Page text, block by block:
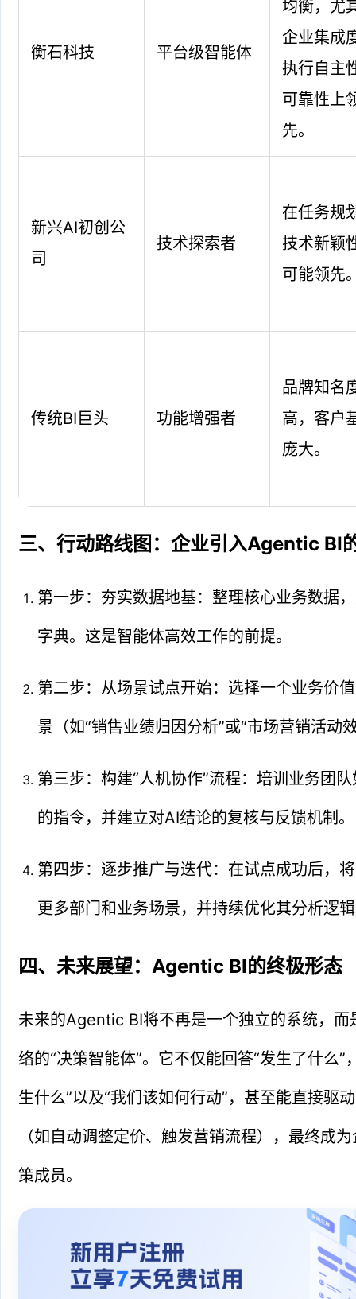
衡石科技 平台级智能体
均衡，尤
企业集成
执行自主
可靠性上
先。
新兴AI初创公
司
技术探索者
在任务规
技术新颖
可能领先
传统BI巨头 功能增强者
品牌知名
高，客户
庞大。
三、行动路线图：企业引入Agentic BI
第一步：夯实数据地基：整理核心业务数据
字典。这是智能体高效工作的前提。
第二步：从场景试点开始：选择一个业务价
景（如“销售业绩归因分析”或“市场营销活动
第三步：构建“人机协作”流程：培训业务团
的指令，并建立对AI结论的复核与反馈机制。
第四步：逐步推广与迭代：在试点成功后，
更多部门和业务场景，并持续优化其分析逻
四、未来展望：Agentic BI的终极形态
未来的Agentic BI将不再是一个独立的系统，而
络的“决策智能体”。它不仅能回答“发生了什么”
生什么”以及“我们该如何行动”，甚至能直接驱
（如自动调整定价、触发营销流程），最终成
策成员。